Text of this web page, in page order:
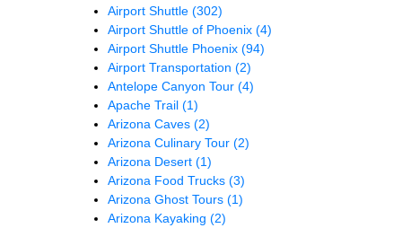
Airport Shuttle (302)
Airport Shuttle of Phoenix (4)
Airport Shuttle Phoenix (94)
Airport Transportation (2)
Antelope Canyon Tour (4)
Apache Trail (1)
Arizona Caves (2)
Arizona Culinary Tour (2)
Arizona Desert (1)
Arizona Food Trucks (3)
Arizona Ghost Tours (1)
Arizona Kayaking (2)